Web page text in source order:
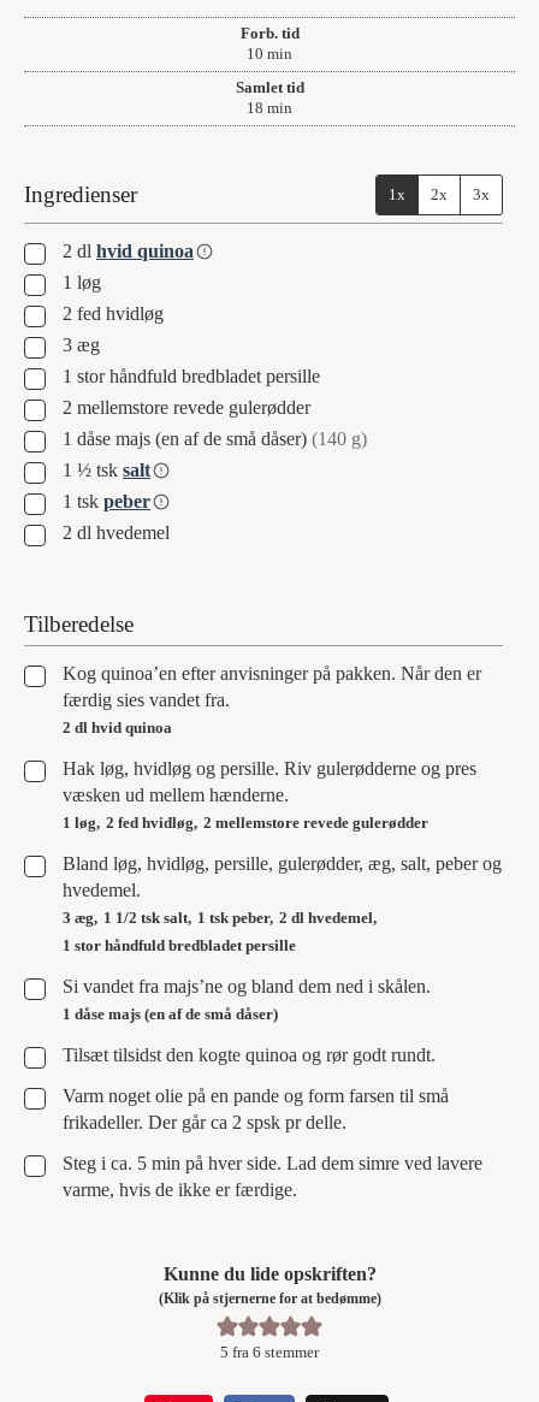
Forb. tid
10 minutter
min
Samlet tid
18 minutter
min
Ingredienser 1x 2x 3x
▢
2 dl hvid quinoa
▢1 løg
▢
2 fed hvidløg
▢
3 æg
▢1 stor håndfuld bredbladet persille
▢
2 mellemstore revede gulerødder
▢1 dåse majs (en af de små dåser) (140 g)
▢1 ½ tsk salt
▢1 tsk peber
▢
2 dl hvedemel
Tilberedelse
▢
Kog quinoa’en efter anvisninger på pakken. Når den er
færdig sies vandet fra.
2 dl hvid quinoa
▢
Hak løg, hvidløg og persille. Riv gulerødderne og pres
væsken ud mellem hænderne.
1 løg, 2 fed hvidløg, 2 mellemstore revede gulerødder
▢
Bland løg, hvidløg, persille, gulerødder, æg, salt, peber og
hvedemel.
3 æg, 1 1/2 tsk salt, 1 tsk peber, 2 dl hvedemel,
1 stor håndfuld bredbladet persille
▢
Si vandet fra majs’ne og bland dem ned i skålen.
1 dåse majs (en af de små dåser)
▢
Tilsæt tilsidst den kogte quinoa og rør godt rundt.
▢
Varm noget olie på en pande og form farsen til små
frikadeller. Der går ca 2 spsk pr delle.
▢
Steg i ca. 5 min på hver side. Lad dem simre ved lavere
varme, hvis de ikke er færdige.
Kunne du lide opskriften?
(Klik på stjernerne for at bedømme)
5 fra 6 stemmer